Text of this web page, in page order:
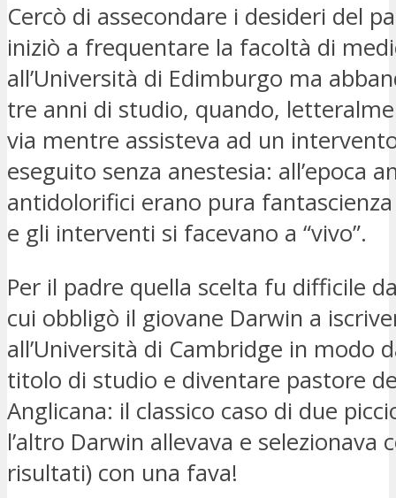
Cercò di assecondare i desideri del
iniziò a frequentare la facoltà di
all’Università di Edimburgo ma
tre anni di studio, quando,
via mentre assisteva ad un
eseguito senza anestesia: all’epoca
antidolorifici erano pura fantascienza
e gli interventi si facevano a “vivo”.
Per il padre quella scelta fu difficile
cui obbligò il giovane Darwin a
all’Università di Cambridge in modo
titolo di studio e diventare pastore
Anglicana: il classico caso di due
l’altro Darwin allevava e selezionava
risultati) con una fava!